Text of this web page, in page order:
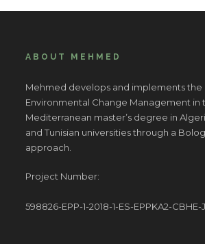
ABOUT MEHMED
Mehmed develops and implements the
Environmental Change Management in
Mediterranean master’s degree in
and Tunisian universities through a
approach.
Project Number:
598826-EPP-1-2018-1-ES-EPPKA2-CBHE-